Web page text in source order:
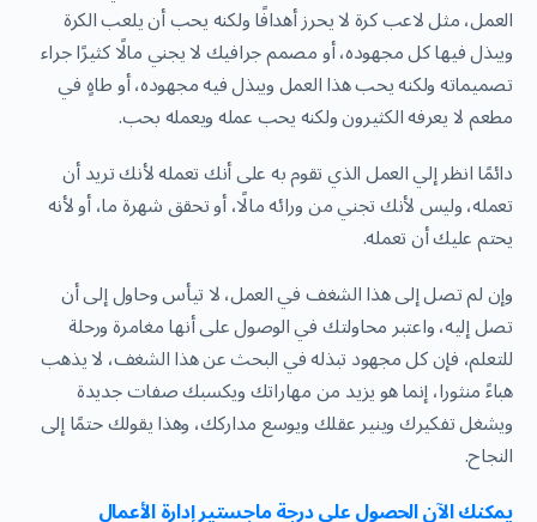
العمل، مثل لاعب كرة لا يحرز أهدافًا ولكنه يحب أن يلعب الكرة
ويبذل فيها كل مجهوده، أو مصمم جرافيك لا يجني مالًا كثيرًا جراء
تصميماته ولكنه يحب هذا العمل ويبذل فيه مجهوده، أو طاهٍ في
مطعم لا يعرفه الكثيرون ولكنه يحب عمله ويعمله بحب.
دائمًا انظر إلي العمل الذي تقوم به على أنك تعمله لأنك تريد أن
تعمله، وليس لأنك تجني من ورائه مالًا، أو تحقق شهرة ما، أو لأنه
يحتم عليك أن تعمله.
وإن لم تصل إلى هذا الشغف في العمل، لا تيأس وحاول إلى أن
تصل إليه، واعتبر محاولتك في الوصول على أنها مغامرة ورحلة
للتعلم، فإن كل مجهود تبذله في البحث عن هذا الشغف، لا يذهب
هباءً منثورا، إنما هو يزيد من مهاراتك ويكسبك صفات جديدة
ويشغل تفكيرك وينير عقلك ويوسع مداركك، وهذا يقولك حتمًا إلى
النجاح.
يمكنك الآن الحصول على درجة ماجستير إدارة الأعمال